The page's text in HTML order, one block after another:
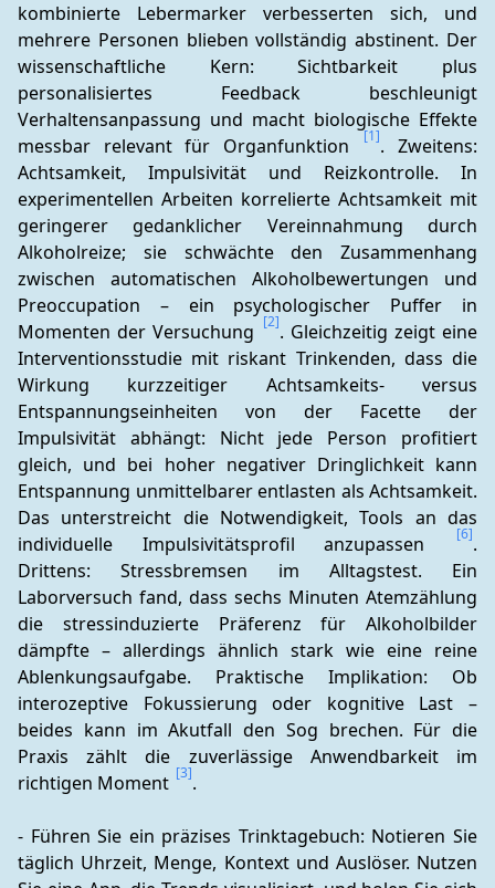
kombinierte Lebermarker verbesserten sich, und
mehrere Personen blieben vollständig abstinent. Der
wissenschaftliche Kern: Sichtbarkeit plus
personalisiertes Feedback beschleunigt
Verhaltensanpassung und macht biologische Effekte
messbar relevant für Organfunktion
[1]. Zweitens:
Achtsamkeit, Impulsivität und Reizkontrolle. In
experimentellen Arbeiten korrelierte Achtsamkeit mit
geringerer gedanklicher Vereinnahmung durch
Alkoholreize; sie schwächte den Zusammenhang
zwischen automatischen Alkoholbewertungen und
Preoccupation – ein psychologischer Puffer in
Momenten der Versuchung [2]. Gleichzeitig zeigt eine
Interventionsstudie mit riskant Trinkenden, dass die
Wirkung kurzzeitiger Achtsamkeits- versus
Entspannungseinheiten von der Facette der
Impulsivität abhängt: Nicht jede Person profitiert
gleich, und bei hoher negativer Dringlichkeit kann
Entspannung unmittelbarer entlasten als Achtsamkeit.
Das unterstreicht die Notwendigkeit, Tools an das
individuelle Impulsivitätsprofil anzupassen
[6].
Drittens: Stressbremsen im Alltagstest. Ein
Laborversuch fand, dass sechs Minuten Atemzählung
die stressinduzierte Präferenz für Alkoholbilder
dämpfte – allerdings ähnlich stark wie eine reine
Ablenkungsaufgabe. Praktische Implikation: Ob
interozeptive Fokussierung oder kognitive Last –
beides kann im Akutfall den Sog brechen. Für die
Praxis zählt die zuverlässige Anwendbarkeit im
richtigen Moment [3].
- Führen Sie ein präzises Trinktagebuch: Notieren Sie
täglich Uhrzeit, Menge, Kontext und Auslöser. Nutzen